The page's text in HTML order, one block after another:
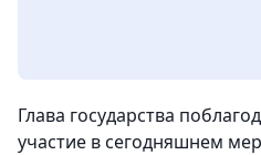
Глава государства
участие в сегодняшнем